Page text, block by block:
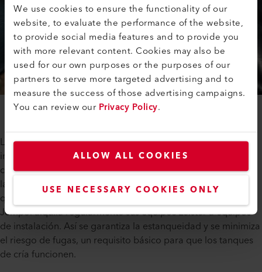
We use cookies to ensure the functionality of our
website, to evaluate the performance of the website,
to provide social media features and to provide you
with more relevant content. Cookies may also be
used for our own purposes or the purposes of our
partners to serve more targeted advertising and to
measure the success of those advertising campaigns.
You can review ourPrivacy Policy.
ALLOW ALL COOKIES
USE NECESSARY COOKIES ONLY
Las precisas orugas dobles de la Leister TWINNY S son
imposibles de pasar por alto en la obra de la granja
camaronera. Con una anchura de 8 metros, la instalación de
la membrana requiere numerosas costuras de soldadura,
que deben ser absolutamente estancas para evitar pérdidas.
Jempol alquila regularmente sus equipos Leister a equipos
de instalación. Así se garantiza la estanqueidad y se minimiza
el riesgo de fugas, un requisito básico para que los tanques
de cría funcionen.